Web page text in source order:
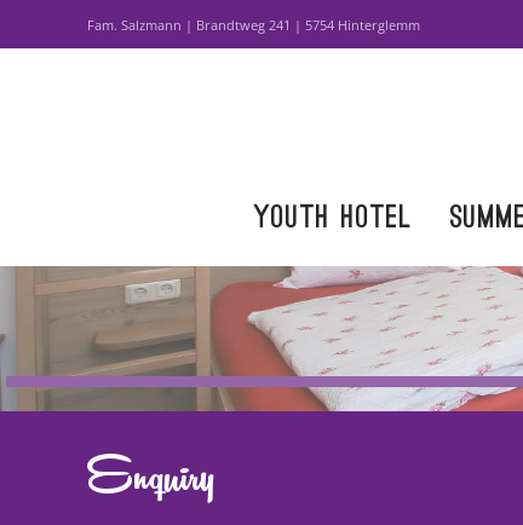
Skip to main content
Fam. Salzmann | Brandtweg 241 | 5754 Hinterglemm
Youth hotel
Enquiry